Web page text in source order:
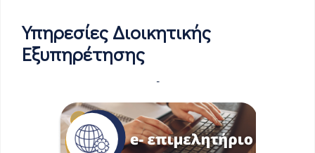
Υπηρεσίες Διοικητικής
Εξυπηρέτησης
-